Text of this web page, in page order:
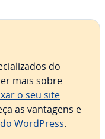
do
mais sobre
o seu site
as vantagens e
WordPress.